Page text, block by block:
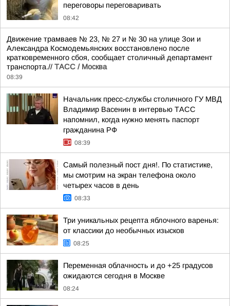
переговоры переговаривать
08:42
Движение трамваев № 23, № 27 и № 30 на улице Зои и
Александра Космодемьянских восстановлено после
кратковременного сбоя, сообщает столичный департамент
транспорта.// ТАСС / Москва
08:39
Начальник пресс-службы столичного ГУ МВД
Владимир Васенин в интервью ТАСС
напомнил, когда нужно менять паспорт
гражданина РФ
08:39
Самый полезный пост дня!. По статистике,
мы смотрим на экран телефона около
четырех часов в день
08:33
Три уникальных рецепта яблочного варенья:
от классики до необычных изысков
08:25
Переменная облачность и до +25 градусов
ожидаются сегодня в Москве
08:24